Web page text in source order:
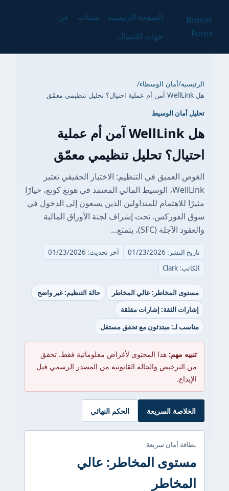
Broker
Forex
الصفحة الرئيسية سمات
عن
جهات الاتصال
الرئيسية/أمان الوسطاء/
هل WellLink آمن أم عملية احتيال؟ تحليل تنظيمي معمّق
تحليل أمان الوسيط
هل WellLink آمن أم عملية
احتيال؟ تحليل تنظيمي معمّق
الغوص العميق في التنظيم: الاختبار الحقيقي تعتبر
WellLink، الوسيط المالي المعتمد في هونغ كونغ، خيارًا
مثيرًا للاهتمام للمتداولين الذين يسعون إلى الدخول في
سوق الفوركس. تحت إشراف لجنة الأوراق المالية
والعقود الآجلة (SFC)، يتمتع...
تاريخ النشر: 01/23/2026
آخر تحديث: 01/23/2026
الكاتب: Clark
مستوى المخاطر: عالي المخاطر
حالة التنظيم: غير واضح
إشارات الثقة: إشارات مقلقة
مناسب لـ: مبتدئون مع تحقق مستقل
تنبيه مهم: هذا المحتوى لأغراض معلوماتية فقط. تحقق
من الترخيص والحالة القانونية من المصدر الرسمي قبل
الإيداع.
الخلاصة السريعة الحكم النهائي
بطاقة أمان سريعة
مستوى المخاطر: عالي
المخاطر